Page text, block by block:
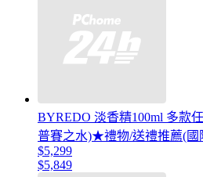
BYREDO 淡香精100ml 多款
普賽之水)★禮物/送禮推薦(國
$5,299
$5,849